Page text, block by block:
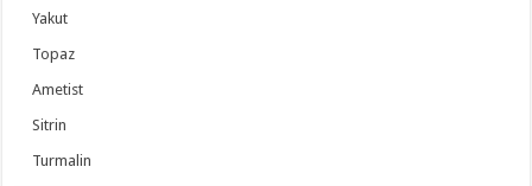
Yakut
Topaz
Ametist
Sitrin
Turmalin